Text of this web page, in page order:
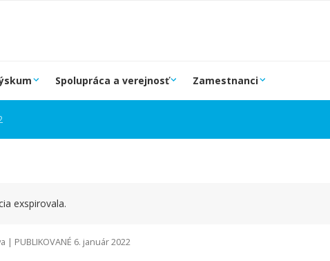
Spolupráca a verejnosť Zamestnanci
exspirovala.
| PUBLIKOVANÉ 6. január 2022